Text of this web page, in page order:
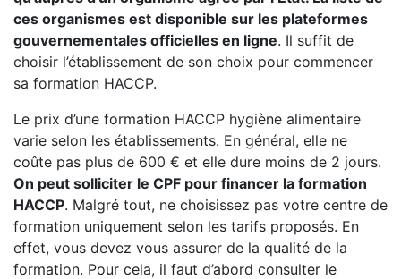
ces organismes est disponible sur les plateformes
gouvernementales officielles en ligne. Il suffit de
choisir l’établissement de son choix pour commencer
sa formation HACCP.
Le prix d’une formation HACCP hygiène alimentaire
varie selon les établissements. En général, elle ne
coûte pas plus de 600 € et elle dure moins de 2 jours.
On peut solliciter le CPF pour financer la formation
HACCP. Malgré tout, ne choisissez pas votre centre de
formation uniquement selon les tarifs proposés. En
effet, vous devez vous assurer de la qualité de la
formation. Pour cela, il faut d’abord consulter le